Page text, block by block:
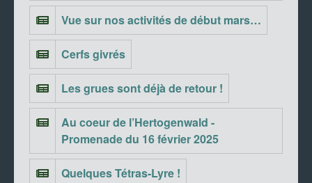
Vue sur nos activités de début mars…
Cerfs givrés
Les grues sont déjà de retour !
Au coeur de l’Hertogenwald -
Promenade du 16 février 2025
Quelques Tétras-Lyre !